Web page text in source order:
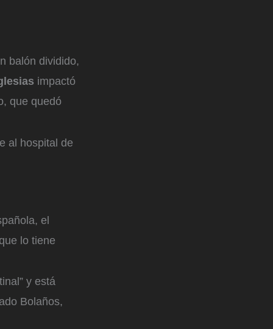
balón dividido,
impactó
que quedó
al hospital de
el
lo tiene
y está
Bolaños,